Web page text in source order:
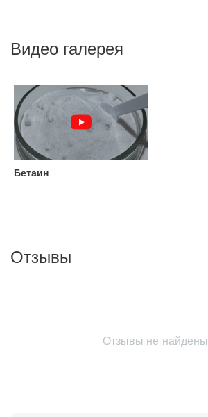
Видео галерея
Бетаин
Отзывы
Отзывы не найдены